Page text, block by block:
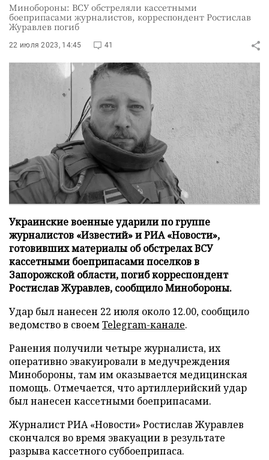
Минобороны: ВСУ обстреляли кассетными
боеприпасами журналистов, корреспондент Ростислав
Журавлев погиб
22 июля 2023, 14:45 41
Украинские военные ударили по группе
журналистов «Известий» и РИА «Новости»,
готовивших материалы об обстрелах ВСУ
кассетными боеприпасами поселков в
Запорожской области, погиб корреспондент
Ростислав Журавлев, сообщило Минобороны.
Удар был нанесен 22 июля около 12.00, сообщило
ведомство в своемTelegram-канале.
Ранения получили четыре журналиста, их
оперативно эвакуировали в медучреждения
Минобороны, там им оказывается медицинская
помощь. Отмечается, что артиллерийский удар
был нанесен кассетными боеприпасами.
Журналист РИА «Новости» Ростислав Журавлев
скончался во время эвакуации в результате
разрыва кассетного суббоеприпаса.